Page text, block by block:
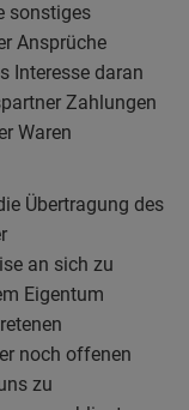
sonstiges
Ansprüche
Interesse daran
Zahlungen
Waren
Übertragung des
an sich zu
Eigentum
noch offenen
zu